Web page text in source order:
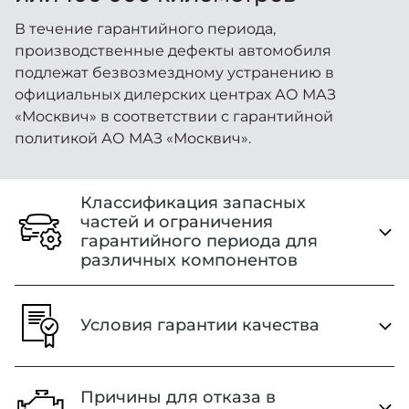
Москвич 6
Яркий динамичный седан
от 2 237 000 ₽*
Москвич 3 с ручным
от 2 069 000 ₽*
Москвич 8
Практичный семиместный
от 3 125 000 ₽*
Кредитные программы
Спецпредложения
Страховые программы
Моторное масло
СЕРВИСНЫЕ АКЦИИ
КОНТАКТЫ
В течение гарантийного периода,
производственные дефекты автомобиля
подлежат безвозмездному устранению в
официальных дилерских центрах АО МАЗ
«Москвич» в соответствии с гарантийной
политикой АО МАЗ «Москвич».
Классификация запасных
частей и ограничения
гарантийного периода для
различных компонентов
Детали автомобиля
Условия гарантии качества
Гарантийный периодначинается с момента
Причины для отказа в